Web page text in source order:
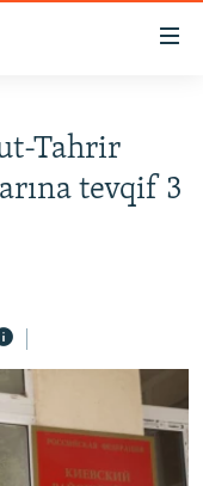
Tahrir
tevqif 3